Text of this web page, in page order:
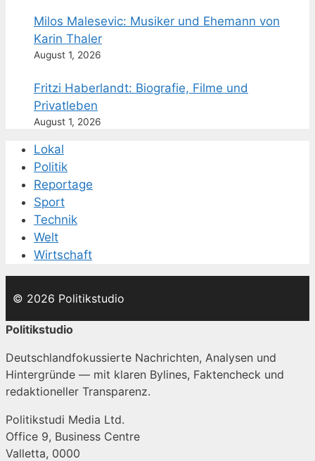
Milos Malesevic: Musiker und Ehemann von
Karin Thaler
August 1, 2026
Fritzi Haberlandt: Biografie, Filme und
Privatleben
August 1, 2026
Lokal
Politik
Reportage
Sport
Technik
Welt
Wirtschaft
© 2026 Politikstudio
Politikstudio
Deutschlandfokussierte Nachrichten, Analysen und
Hintergründe — mit klaren Bylines, Faktencheck und
redaktioneller Transparenz.
Politikstudi Media Ltd.
Office 9, Business Centre
Valletta, 0000